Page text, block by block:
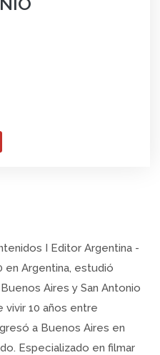
I Editor Argentina -
en Argentina, estudió
Aires y San Antonio
vivir 10 años entre
a Buenos Aires en
Especializado en filmar